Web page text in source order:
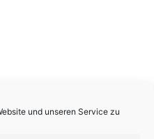
und unseren Service zu